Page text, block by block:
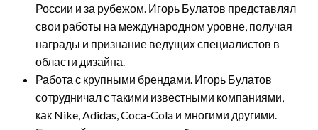
России и за рубежом. Игорь Булатов представлял
свои работы на международном уровне, получая
награды и признание ведущих специалистов в
области дизайна.
Работа с крупными брендами. Игорь Булатов
сотрудничал с такими известными компаниями,
как Nike, Adidas, Coca-Cola и многими другими.